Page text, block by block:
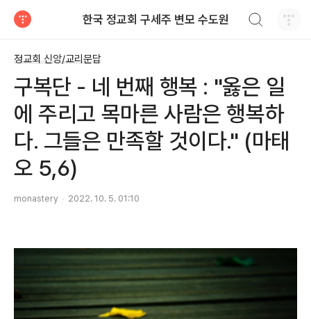
한국 정교회 구세주 변모 수도원
정교회 신앙/교리문답
구복단 - 네 번째 행복 : "옳은 일
에 주리고 목마른 사람은 행복하
다. 그들은 만족할 것이다." (마태
오 5,6)
monastery 2022. 10. 5. 01:10